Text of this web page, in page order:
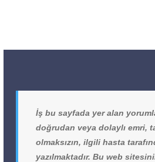
İş bu sayfada yer alan
doğrudan veya dolaylı emri,
olmaksızın, ilgili hasta
yazılmaktadır. Bu web